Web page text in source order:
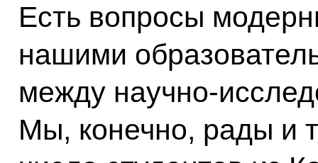
Есть вопросы
нашими
между научно-
Мы, конечно, рады и